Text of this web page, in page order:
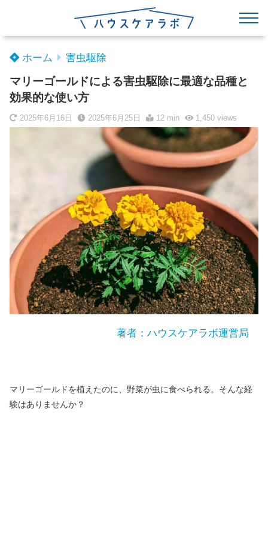
ホーム 害虫駆除
マリーゴールドによる害虫駆除に最適な品種と
効果的な使い方
2025年6月16日 2025年6月25日 12 min 1,450views
著者：ハウスケアラボ運営局
マリーゴールドを植えたのに、野菜が虫に食べられる。そんな経
験はありませんか？